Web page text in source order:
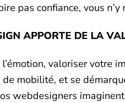
pas confiance, vous
APPORTE DE LA
l’émotion, valoriser votre
mobilité, et se
webdesigners